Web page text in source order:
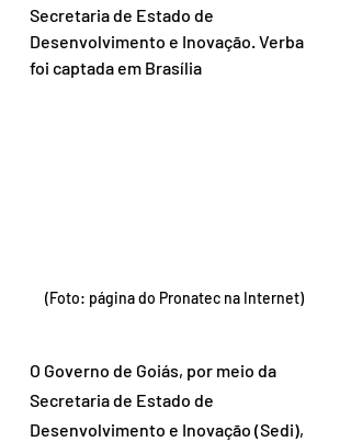
Secretaria de Estado de
Desenvolvimento e Inovação. Verba
foi captada em Brasília
(Foto: página do Pronatec na Internet)
O Governo de Goiás, por meio da
Secretaria de Estado de
Desenvolvimento e Inovação (Sedi),